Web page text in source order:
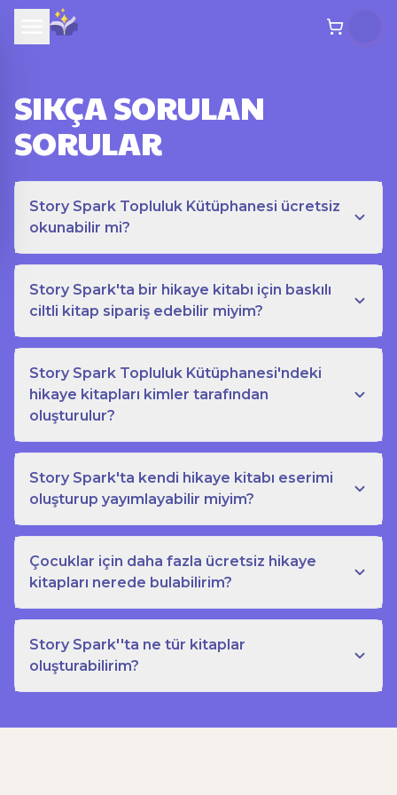
SIKÇA SORULAN
SORULAR
Story Spark Topluluk Kütüphanesi ücretsiz
okunabilir mi?
Story Spark'ta bir hikaye kitabı için baskılı
ciltli kitap sipariş edebilir miyim?
Story Spark Topluluk Kütüphanesi'ndeki
hikaye kitapları kimler tarafından
oluşturulur?
Story Spark'ta kendi hikaye kitabı eserimi
oluşturup yayımlayabilir miyim?
Çocuklar için daha fazla ücretsiz hikaye
kitapları nerede bulabilirim?
Story Spark''ta ne tür kitaplar
oluşturabilirim?